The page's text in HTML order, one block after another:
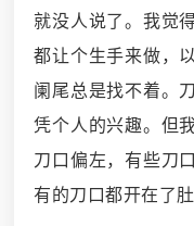
就没人说了。我觉
都让个生手来做，
阑尾总是找不着。
凭个人的兴趣。但
刀口偏左，有些刀
有的刀口都开在了